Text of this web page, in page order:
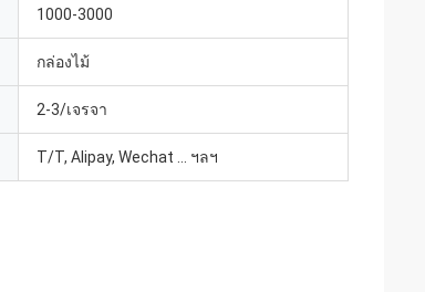
1000-3000
กล่องไม้
2-3/เจรจา
T/T, Alipay, Wechat ... ฯลฯ